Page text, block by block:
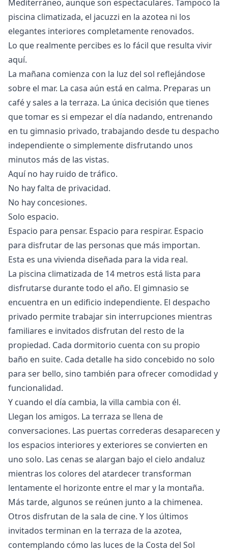
Mediterráneo, aunque son espectaculares. Tampoco la
piscina climatizada, el jacuzzi en la azotea ni los
elegantes interiores completamente renovados.
Lo que realmente percibes es lo fácil que resulta vivir
aquí.
La mañana comienza con la luz del sol reflejándose
sobre el mar. La casa aún está en calma. Preparas un
café y sales a la terraza. La única decisión que tienes
que tomar es si empezar el día nadando, entrenando
en tu gimnasio privado, trabajando desde tu despacho
independiente o simplemente disfrutando unos
minutos más de las vistas.
Aquí no hay ruido de tráfico.
No hay falta de privacidad.
No hay concesiones.
Solo espacio.
Espacio para pensar. Espacio para respirar. Espacio
para disfrutar de las personas que más importan.
Esta es una vivienda diseñada para la vida real.
La piscina climatizada de 14 metros está lista para
disfrutarse durante todo el año. El gimnasio se
encuentra en un edificio independiente. El despacho
privado permite trabajar sin interrupciones mientras
familiares e invitados disfrutan del resto de la
propiedad. Cada dormitorio cuenta con su propio
baño en suite. Cada detalle ha sido concebido no solo
para ser bello, sino también para ofrecer comodidad y
funcionalidad.
Y cuando el día cambia, la villa cambia con él.
Llegan los amigos. La terraza se llena de
conversaciones. Las puertas correderas desaparecen y
los espacios interiores y exteriores se convierten en
uno solo. Las cenas se alargan bajo el cielo andaluz
mientras los colores del atardecer transforman
lentamente el horizonte entre el mar y la montaña.
Más tarde, algunos se reúnen junto a la chimenea.
Otros disfrutan de la sala de cine. Y los últimos
invitados terminan en la terraza de la azotea,
contemplando cómo las luces de la Costa del Sol